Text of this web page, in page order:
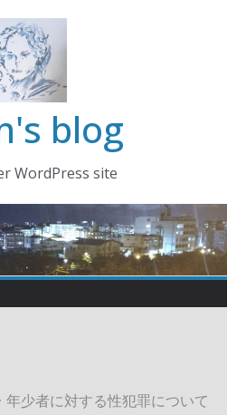
blog
WordPress site
年少者に対する性犯罪について